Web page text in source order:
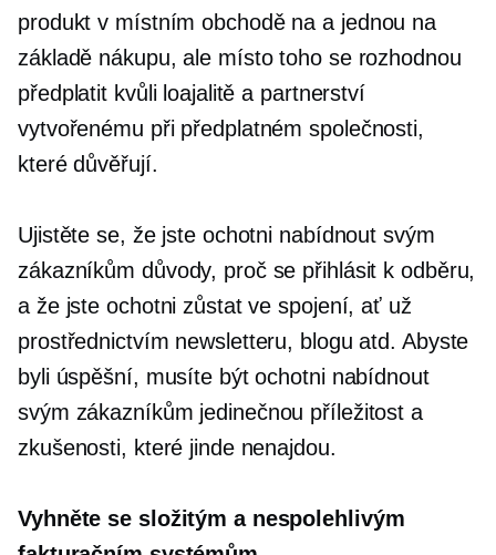
produkt v místním obchodě na a jednou na
základě nákupu, ale místo toho se rozhodnou
předplatit kvůli loajalitě a partnerství
vytvořenému při předplatném společnosti,
které důvěřují.
Ujistěte se, že jste ochotni nabídnout svým
zákazníkům důvody, proč se přihlásit k odběru,
a že jste ochotni zůstat ve spojení, ať už
prostřednictvím newsletteru, blogu atd. Abyste
byli úspěšní, musíte být ochotni nabídnout
svým zákazníkům jedinečnou příležitost a
zkušenosti, které jinde nenajdou.
Vyhněte se složitým a nespolehlivým